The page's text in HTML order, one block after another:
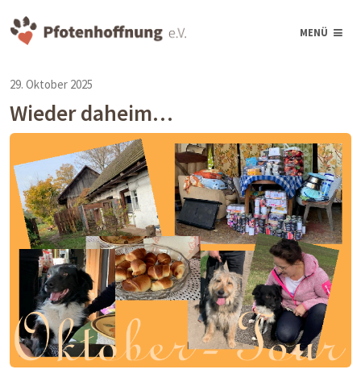
MENÜ
29. Oktober 2025
Wieder daheim…